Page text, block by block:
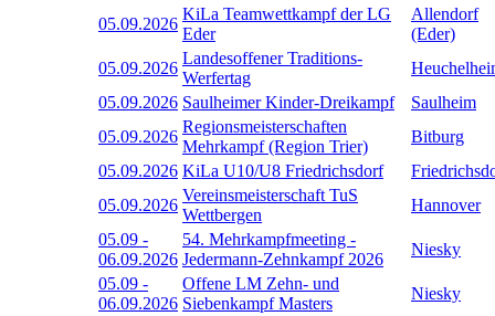
05.09.2026
KiLa Teamwettkampf der LG
Eder
Allendorf
(Eder)
05.09.2026
Landesoffener Traditions-
Werfertag
05.09.2026 Saulheimer Kinder-Dreikampf
Saulheim
05.09.2026
Regionsmeisterschaften
Mehrkampf (Region Trier)
Bitburg
05.09.2026 KiLa U10/U8 Friedrichsdorf
05.09.2026
Vereinsmeisterschaft TuS
Wettbergen
Hannover
05.09 -
06.09.2026
54. Mehrkampfmeeting -
Jedermann-Zehnkampf 2026
Niesky
05.09 -
06.09.2026
Offene LM Zehn- und
Siebenkampf Masters
Niesky